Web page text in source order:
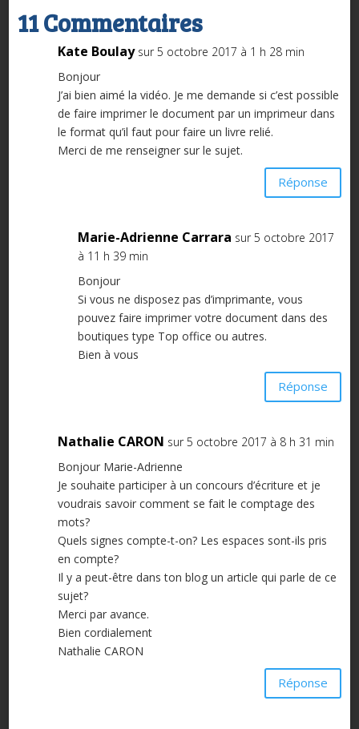
11 Commentaires
Kate Boulay sur 5 octobre 2017 à 1 h 28 min
Bonjour
J’ai bien aimé la vidéo. Je me demande si c’est possible
de faire imprimer le document par un imprimeur dans
le format qu’il faut pour faire un livre relié.
Merci de me renseigner sur le sujet.
Réponse
Marie-Adrienne Carrara sur 5 octobre 2017
à 11 h 39 min
Bonjour
Si vous ne disposez pas d’imprimante, vous
pouvez faire imprimer votre document dans des
boutiques type Top office ou autres.
Bien à vous
Réponse
Nathalie CARON sur 5 octobre 2017 à 8 h 31 min
Bonjour Marie-Adrienne
Je souhaite participer à un concours d’écriture et je
voudrais savoir comment se fait le comptage des
mots?
Quels signes compte-t-on? Les espaces sont-ils pris
en compte?
Il y a peut-être dans ton blog un article qui parle de ce
sujet?
Merci par avance.
Bien cordialement
Nathalie CARON
Réponse